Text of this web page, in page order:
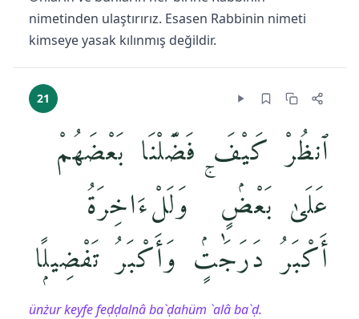
nimetinden ulaştırırız. Esasen Rabbinin nimeti
kimseye yasak kılınmış değildir.
21
ٱنظُرْ كَيْفَ فَضَّلْنَا بَعْضَهُمْ
عَلَىٰ بَعْضٍۢ ۚ وَلَلْءَاخِرَةُ
أَكْبَرُ دَرَجَٰتٍۢ وَأَكْبَرُ تَفْضِيلًۭا
ünżur keyfe feḍḍalnâ ba`ḍahüm `alâ ba`ḍ.